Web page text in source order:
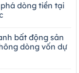
dòng tiền tại
bất động sản
dòng vốn dự